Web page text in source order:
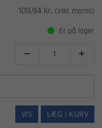
109,94 kr. (inkl. moms)
Er på lager
 
LÆG I KURV
VIS